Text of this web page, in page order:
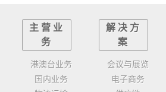
主营业
务
港澳台业务
国内业务
解决方
案
会议与展览
电子商务